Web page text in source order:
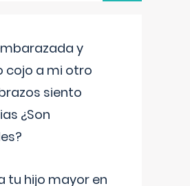
y
cojo a mi otro
siento
¿Son
tu hijo mayor en